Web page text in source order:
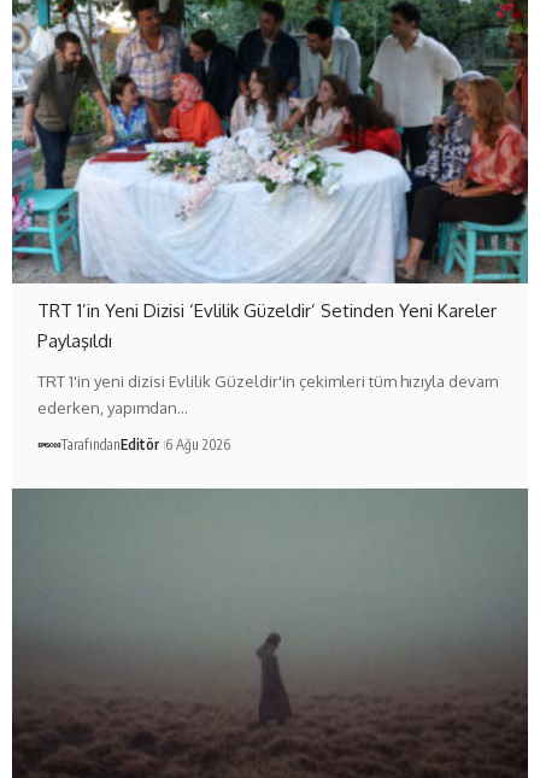
TRT 1’in Yeni Dizisi ‘Evlilik Güzeldir’ Setinden Yeni Kareler
Paylaşıldı
TRT 1'in yeni dizisi Evlilik Güzeldir'in çekimleri tüm hızıyla devam
ederken, yapımdan…
TarafındanEditör 6 Ağu 2026